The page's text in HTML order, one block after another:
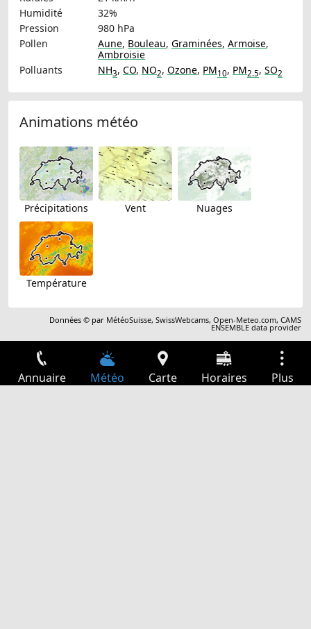
Humidité
32%
Pression
980 hPa
Pollen
Aune, Bouleau, Graminées, Armoise,
Ambroisie
Polluants
NH3, CO, NO2, Ozone, PM10, PM2.5, SO2
Animations météo
Précipitations Vent Nuages
Température
Données © par MétéoSuisse,SwissWebcams,Open-Meteo.com,CAMS
ENSEMBLE data provider
Annuaire Météo Carte Horaires Plus